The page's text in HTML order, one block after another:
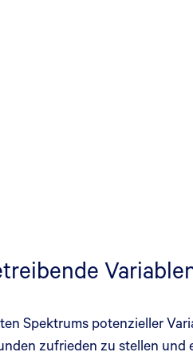
Spektrums potenzieller
zufrieden zu stellen